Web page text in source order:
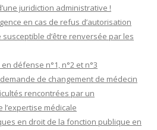
juridiction administrative !
en cas de refus d’autorisation
susceptible d’être renversée par les
défense n°1, n°2 et n°3
de changement de médecin
rencontrées par un
médicale
en droit de la fonction publique en